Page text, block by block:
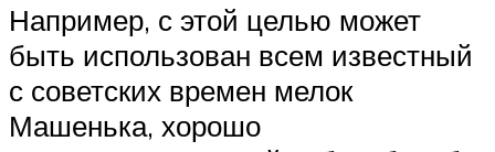
Например, с этой целью может
быть использован всем известный
с советских времен мелок
Машенька, хорошо